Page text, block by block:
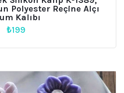
Polyester Reçine Alçı
Kalıbı
₺199